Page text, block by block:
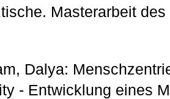
Masterarbeit
Dalya:
- Entwicklung eines